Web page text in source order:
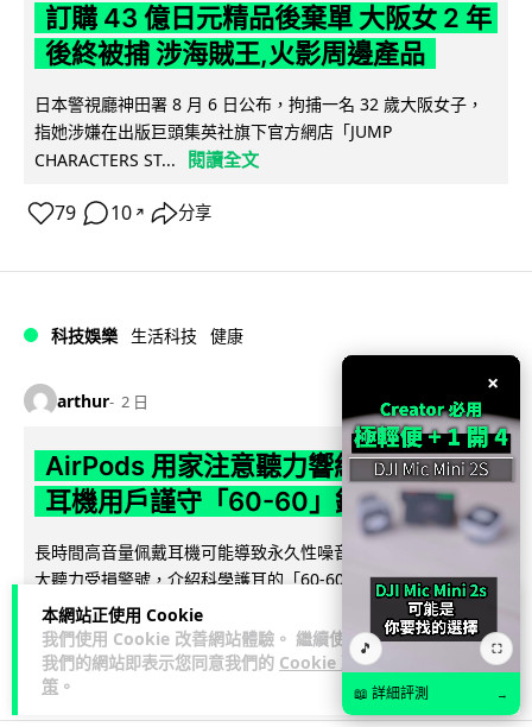
本網站正使用 Cookie
我們使用 Cookie 改善網站體驗。 繼續使用
我們的網站即表示您同意我們的 Cookie 政
策 。
訂購 43 億日元精品後棄單 大阪女 2 年
後終被捕 涉海賊王,火影周邊產品
日本警視廳神田署 8 月 6 日公布，拘捕一名 32 歲大阪女子，
指她涉嫌在出版巨頭集英社旗下官方網店「JUMP
CHARACTERS ST...
閱讀全文
79 10 ↗ 分享
科技娛樂 生活科技 健康
arthur 2 日
AirPods 用家注意聽力響紅燈 醫學界籲
耳機用戶謹守「60-60」鐵律
長時間高音量佩戴耳機可能導致永久性噪音性聽損。本文盤點 4
大聽力受損警號，介紹科學護耳的「60-60 原則」及 Apple 內
置防護功能，... 閱讀全文
20 分享
×
🎵 ⛶
📖 詳細評測 →